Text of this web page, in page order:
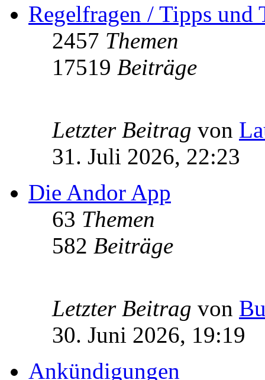
Regelfragen / Tipps und
2457 Themen
17519 Beiträge
Letzter Beitrag von
31. Juli 2026, 22:23
Die Andor App
63 Themen
582 Beiträge
Letzter Beitrag von
30. Juni 2026, 19:19
Ankündigungen